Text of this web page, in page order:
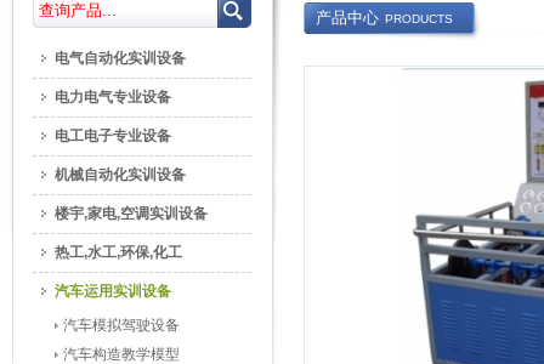
产品中心 PRODUCTS
电气自动化实训设备
电力电气专业设备
电工电子专业设备
机械自动化实训设备
楼宇,家电,空调实训设备
热工,水工,环保,化工
汽车运用实训设备
汽车模拟驾驶设备
汽车构造教学模型